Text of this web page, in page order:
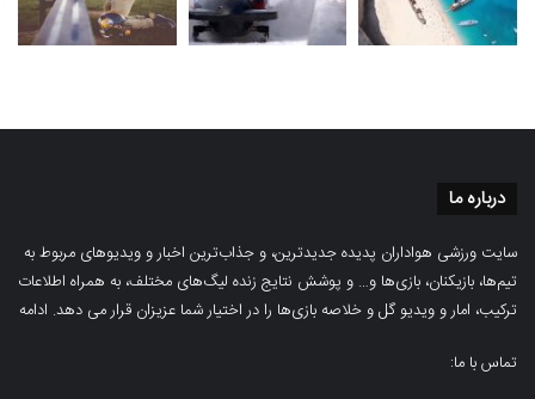
درباره ما
سایت ورزشی هواداران پدیده جدیدترین، و جذاب‌ترین اخبار و ویدیوهای مربوط به
تیم‌ها، بازیکنان، بازی‌ها و… و پوشش نتایج زنده لیگ‌های مختلف، به همراه اطلاعات
ترکیب، امار و ویدیو‌‌ گل‌ و خلاصه بازی‌ها را در اختیار شما عزیزان قرار می دهد. ادامه
تماس با ما: